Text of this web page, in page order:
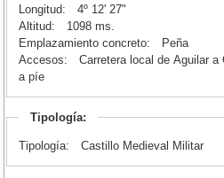
Longitud:
4º 12' 27"
Altitud:
1098 ms.
Emplazamiento concreto:
Peña
Accesos:
Carretera local de Aguilar
a píe
Tipología:
Tipología: Castillo Medieval Militar